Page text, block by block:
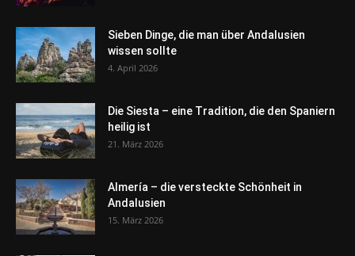
Sieben Dinge, die man über Andalusien
wissen sollte
4. April 2026
Die Siesta – eine Tradition, die den Spaniern
heilig ist
21. März 2026
Almería – die versteckte Schönheit in
Andalusien
15. März 2026